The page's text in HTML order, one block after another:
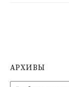
АРХИВЫ